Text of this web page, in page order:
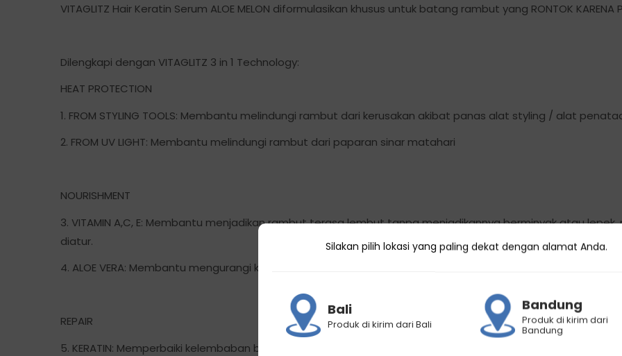
VITAGLITZ Hair Keratin Serum ALOE MELON diformulasikan khusus untuk batang rambut yang RONTOK KARENA
Dilengkapi dengan VITAGLITZ 3 in 1 Technology:
HEAT PROTECTION
1. FROM STYLING TOOLS: Membantu melindungi rambut dari kerusakan akibat panas alat styling / alat
2. FROM UV LIGHT: Membantu melindungi rambut dari paparan sinar matahari
NOURISHMENT
3. VITAMIN A,C, E: Membantu menjadikan rambut terasa lembut tanpa menjadikannya berminyak atau
diatur.
4. ALOE VERA: Membantu mengurangi kerontokan batang rambut karena patah
REPAIR
5. KERATIN: Memperbaiki kelembaban batang rambut sehingga rambut mudah diatur, tetap kuat & sehat
Silakan pilih lokasi yang paling dekat dengan alamat Anda.
Bali
Produk di kirim dari Bali
Bandung
Produk di kirim dari
Bandung